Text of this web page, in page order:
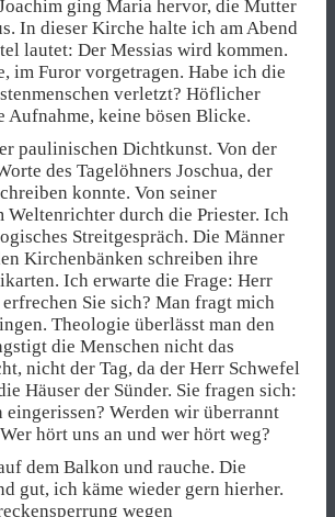
ging Maria hervor, die Mutter
In dieser Kirche halte ich am Abend
lautet: Der Messias wird kommen.
im Furor vorgetragen. Habe ich die
verletzt? Höflicher
Aufnahme, keine bösen Blicke.
paulinischen Dichtkunst. Von der
des Tagelöhners Joschua, der
konnte. Von seiner
Weltenrichter durch die Priester. Ich
Streitgespräch. Die Männer
Kirchenbänken schreiben ihre
Ich erwarte die Frage: Herr
Sie sich? Man fragt mich
Theologie überlässt man den
die Menschen nicht das
nicht der Tag, da der Herr Schwefel
Häuser der Sünder. Sie fragen sich:
eingerissen? Werden wir überrannt
hört uns an und wer hört weg?
dem Balkon und rauche. Die
gut, ich käme wieder gern hierher.
wegen